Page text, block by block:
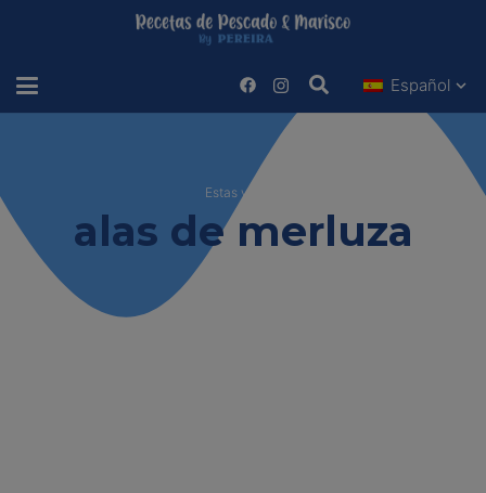
Español
Estas viendo
alas de merluza